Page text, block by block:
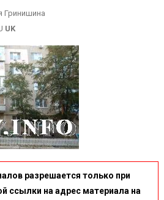
Гринишина
UK
разрешается только при
ссылки на адрес материала на